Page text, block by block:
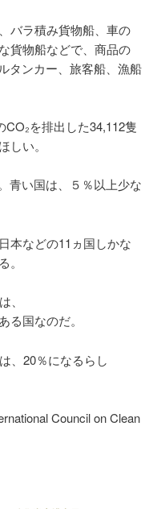
バラ積み貨物船、車の
貨物船などで、商品の
タンカー、旅客船、漁船
を排出した34,112隻
い。
青い国は、５％以上少な
本などの11ヵ国しかな
、
国なのだ。
、20％になるらし
Council on Clean